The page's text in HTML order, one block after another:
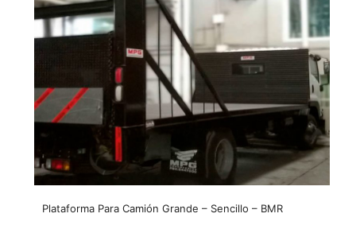
Plataforma Para Camión Grande – Sencillo – BMR